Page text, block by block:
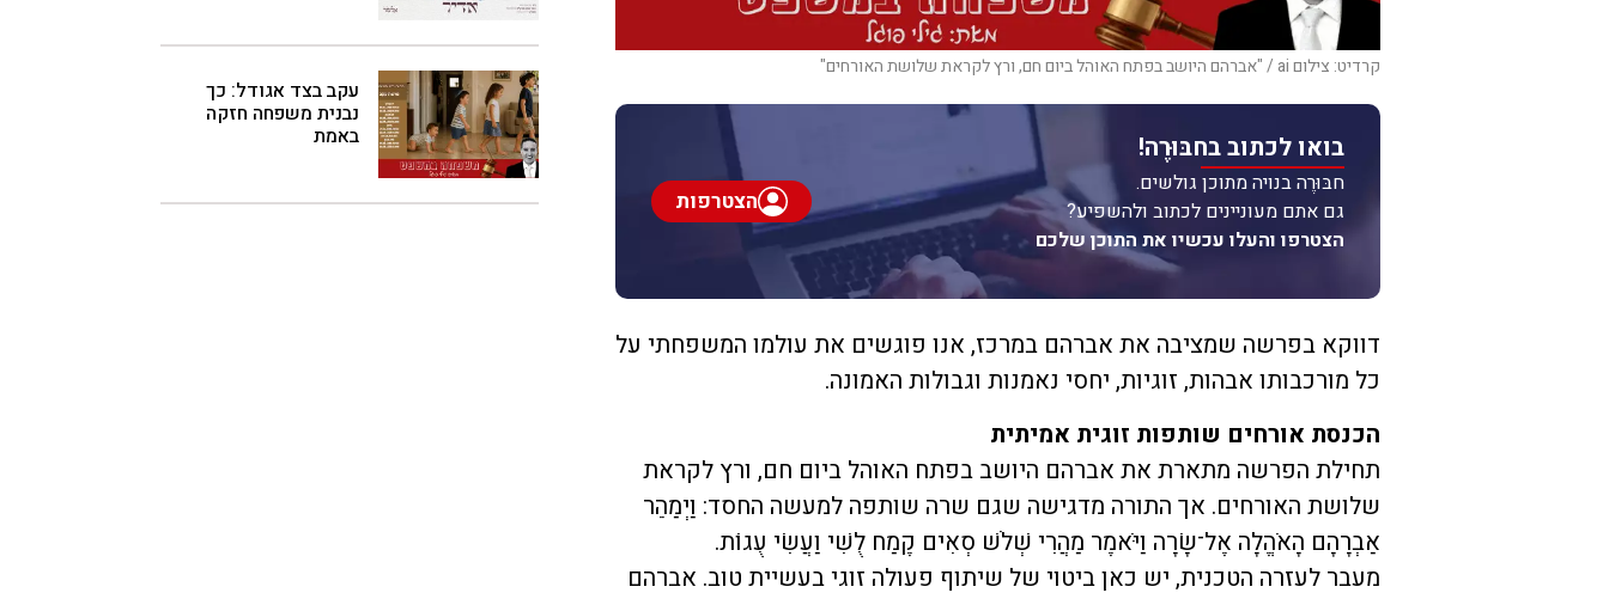
קרדיט: צילום ai / "אברהם היושב בפתח האוהל ביום חם, ורץ לקראת שלושת האורחים"
בואו לכתוב בחבּוּרֶה!
חבּוּרֶה בנויה מתוכן גולשים.
גם אתם מעוניינים לכתוב ולהשפיע?
הצטרפו והעלו עכשיו את התוכן שלכם
הצטרפות
דווקא בפרשה שמציבה את אברהם במרכז, אנו פוגשים את עולמו המשפחתי על
כל מורכבותו אבהות, זוגיות, יחסי נאמנות וגבולות האמונה.
הכנסת אורחים שותפות זוגית אמיתית
תחילת הפרשה מתארת את אברהם היושב בפתח האוהל ביום חם, ורץ לקראת
שלושת האורחים. אך התורה מדגישה שגם שרה שותפה למעשה החסד: וַיְמַהֵר
אַבְרָהָם הָאֹהֱלָה אֶל־שָׂרָה וַיֹּאמֶר מַהֲרִי שְׁלֹשׁ סְאִים קֶמַח לֻשִׁי וַעֲשִׂי עֻגוֹת.
מעבר לעזרה הטכנית, יש כאן ביטוי של שיתוף פעולה זוגי בעשיית טוב. אברהם
עקב בצד אגודל: כך
נבנית משפחה חזקה
באמת